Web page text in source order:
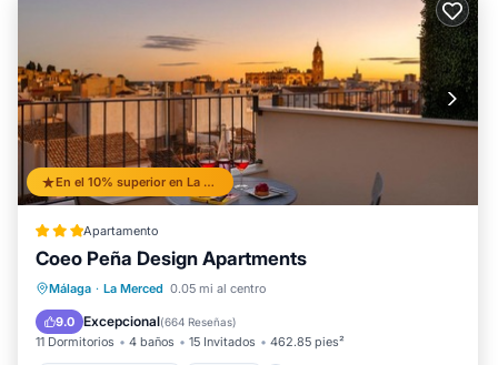
En el 10% superior en La Merced
Apartamento
Coeo Peña Design Apartments
Málaga · La Merced 0.05 mi al centro
9.0 Excepcional(664 Reseñas)
11 Dormitorios 4 baños 15 Invitados 462.85 pies²
Aire acondicionado
Apto para niños